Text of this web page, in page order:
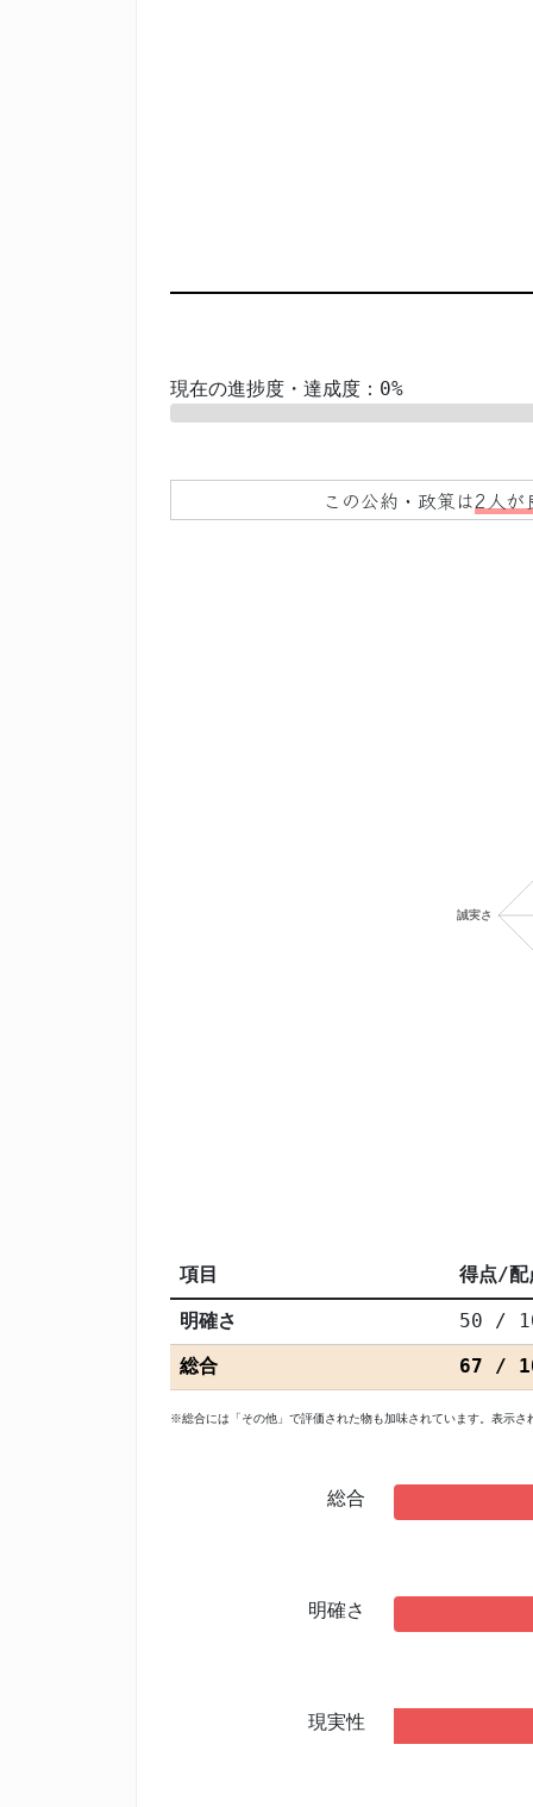
現在の進捗度・達成度：0%
この公約・政策は2人が
項目 得点/配
明確さ
50 /
総合
67 /
※総合には「その他」で評価された物も加味されています。表示
総合
明確さ
現実性